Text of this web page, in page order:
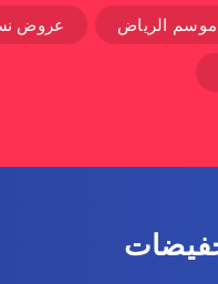
الرياض عروض